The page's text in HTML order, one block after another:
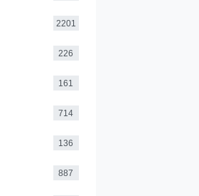
2201
226
161
714
136
887